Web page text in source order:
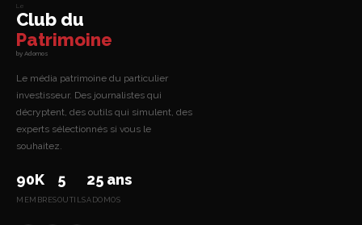
Le
Club du
Patrimoine
by Adomos
Le média patrimoine du particulier
investisseur. Des journalistes qui
décryptent, des outils qui simulent, des
experts sélectionnés si vous le
souhaitez.
90K
MEMBRES
5
OUTILS
25 ans
ADOMOS